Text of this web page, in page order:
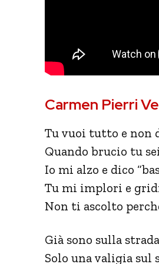
Carmen Pierri
Tu vuoi tutto e non
Quando brucio tu
Io mi alzo e dico
Tu mi implori e gridi
Non ti ascolto
Già sono sulla
Solo una valigia sul